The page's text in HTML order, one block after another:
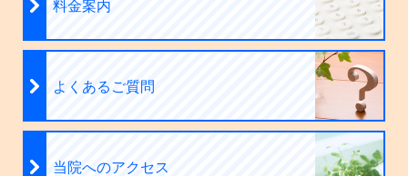
料金案内
よくあるご質問
当院へのアクセス